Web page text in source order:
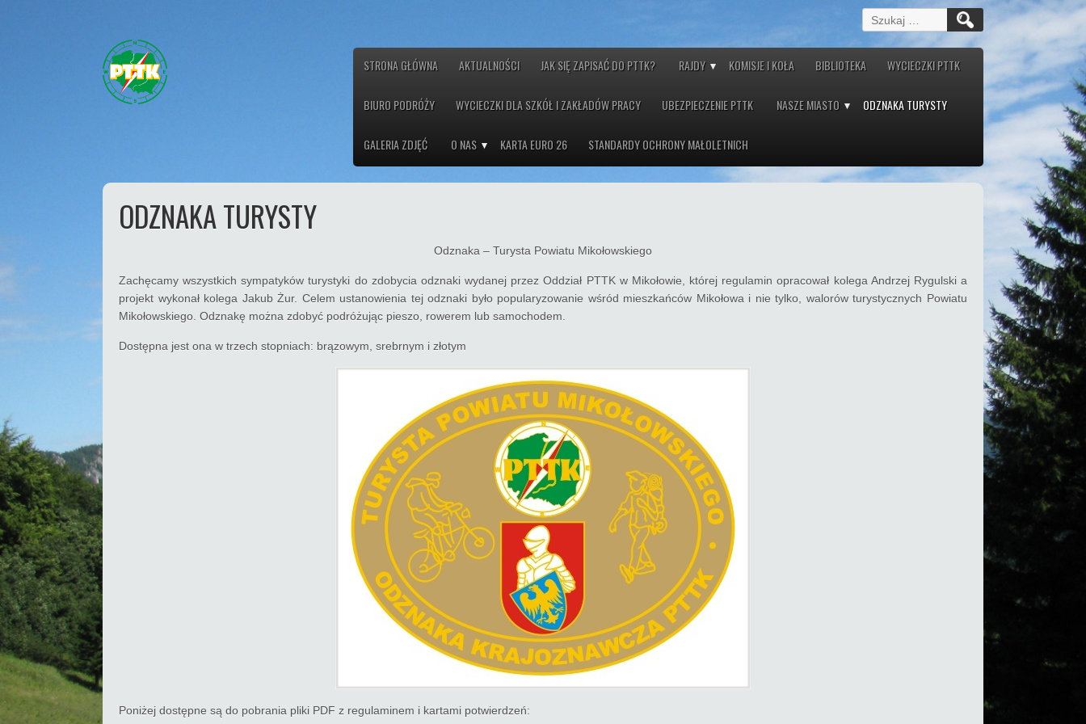
Szukaj:
STRONA GŁÓWNA AKTUALNOŚCI JAK SIĘ ZAPISAĆ DO PTTK? RAJDY KOMISJE I KOŁA BIBLIOTEKA WYCIECZKI PTTK
BIURO PODRÓŻY WYCIECZKI DLA SZKÓŁ I ZAKŁADÓW PRACY UBEZPIECZENIE PTTK NASZE MIASTO ODZNAKA TURYSTY
GALERIA ZDJĘĆ O NAS KARTA EURO 26 STANDARDY OCHRONY MAŁOLETNICH
ODZNAKA TURYSTY
Odznaka – Turysta Powiatu Mikołowskiego
Zachęcamy wszystkich sympatyków turystyki do zdobycia odznaki wydanej przez Oddział PTTK w Mikołowie, której regulamin opracował kolega Andrzej Rygulski a
projekt wykonał kolega Jakub Żur. Celem ustanowienia tej odznaki było popularyzowanie wśród mieszkańców Mikołowa i nie tylko, walorów turystycznych Powiatu
Mikołowskiego. Odznakę można zdobyć podróżując pieszo, rowerem lub samochodem.
Dostępna jest ona w trzech stopniach: brązowym, srebrnym i złotym
Poniżej dostępne są do pobrania pliki PDF z regulaminem i kartami potwierdzeń: